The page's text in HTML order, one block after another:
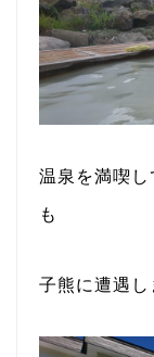
温泉を満喫
も
子熊に遭遇し